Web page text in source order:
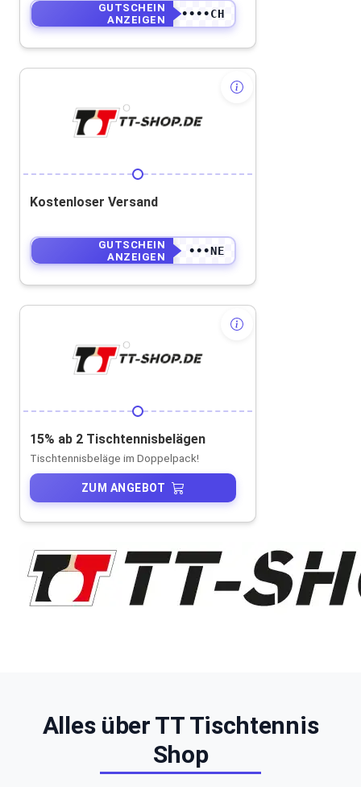
GUTSCHEIN
ANZEIGEN••••••••••CH
Kostenloser Versand
GUTSCHEIN
ANZEIGEN
•••NE
15% ab 2 Tischtennisbelägen
Tischtennisbeläge im Doppelpack!
ZUM ANGEBOT
Alles über TT Tischtennis
Shop